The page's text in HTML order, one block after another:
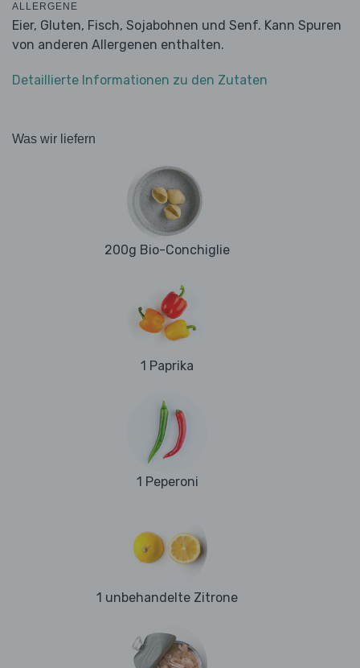
ALLERGENE
Eier, Gluten, Fisch, Sojabohnen und Senf. Kann Spuren
von anderen Allergenen enthalten.
Detaillierte Informationen zu den Zutaten
Was wir liefern
200g Bio-Conchiglie
1 Paprika
1 Peperoni
1 unbehandelte Zitrone